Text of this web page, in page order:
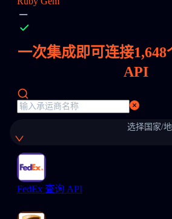
一次集成即可连接1,648
API
选择国家/
FedEx 查询 API